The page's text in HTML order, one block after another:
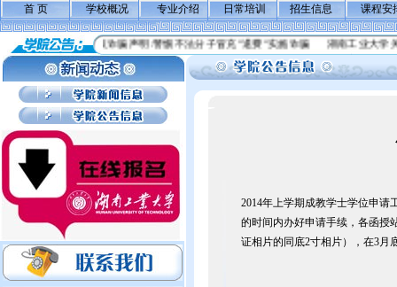
首 页 学校概况 专业介绍 日常培训 招生信息 课程安
继续教育学生 反诈骗声明:警惕不法分子冒充”退费”实施诈骗 湖南工业大学
2014年上学期成教学士学位申请
的时间内办好申请手续，各函授
证相片的同底2寸相片），在3月